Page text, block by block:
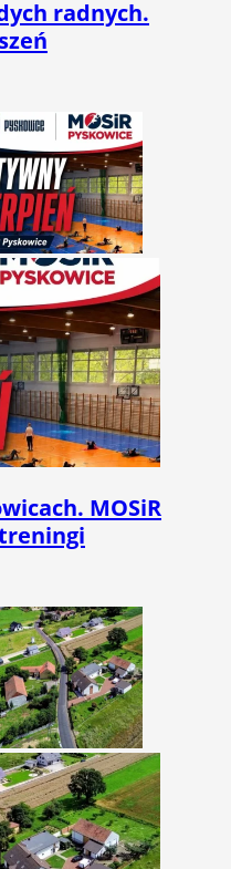
radnych.
MOSiR